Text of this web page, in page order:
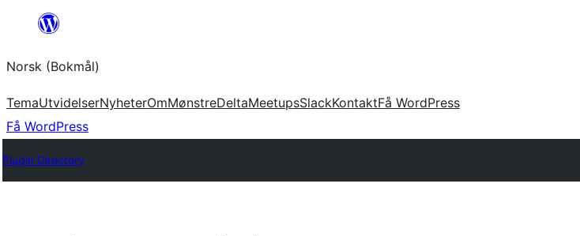
Hopp
innhold
Norsk (Bokmål)
TemaUtvidelserNyheterOmMønstreDeltaMeetupsSlackKontaktFå WordPress
Få WordPress
Plugin Directory